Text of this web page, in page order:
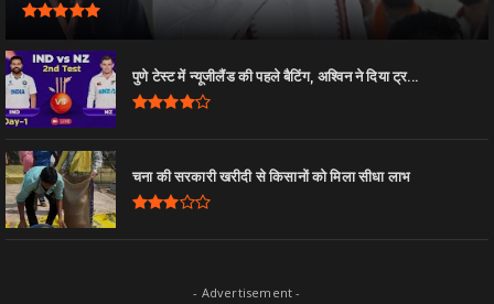
पुणे टेस्ट में न्यूजीलैंड की पहले बैटिंग, अश्विन ने दिया ट्र...
चना की सरकारी खरीदी से किसानों को मिला सीधा लाभ
- Advertisement -